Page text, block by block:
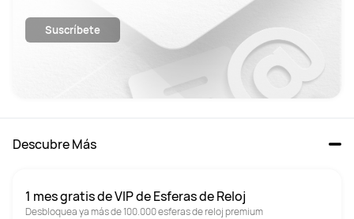
Suscríbete
Descubre Más
1 mes gratis de VIP de Esferas de Reloj
Desbloquea ya más de 100.000 esferas de reloj premium